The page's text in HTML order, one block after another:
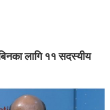
लागि ११ सदस्यीय